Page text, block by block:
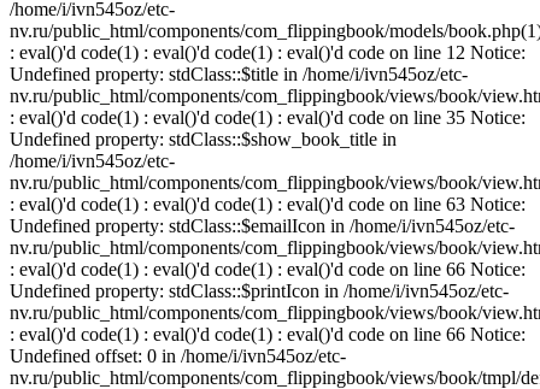
/home/i/ivn545oz/etc-
nv.ru/public_html/components/com_flippingbook/models/
: eval()'d code(1) : eval()'d code(1) : eval()'d code on line 12 Notice:
Undefined property: stdClass::$title in /home/i/ivn545oz/etc-
nv.ru/public_html/components/com_flippingbook/views/book/
: eval()'d code(1) : eval()'d code(1) : eval()'d code on line 35 Notice:
Undefined property: stdClass::$show_book_title in
/home/i/ivn545oz/etc-
nv.ru/public_html/components/com_flippingbook/views/book/
: eval()'d code(1) : eval()'d code(1) : eval()'d code on line 63 Notice:
Undefined property: stdClass::$emailIcon in /home/i/ivn545oz/etc-
nv.ru/public_html/components/com_flippingbook/views/book/
: eval()'d code(1) : eval()'d code(1) : eval()'d code on line 66 Notice:
Undefined property: stdClass::$printIcon in /home/i/ivn545oz/etc-
nv.ru/public_html/components/com_flippingbook/views/book/
: eval()'d code(1) : eval()'d code(1) : eval()'d code on line 66 Notice:
Undefined offset: 0 in /home/i/ivn545oz/etc-
nv.ru/public_html/components/com_flippingbook/views/book/tmpl/